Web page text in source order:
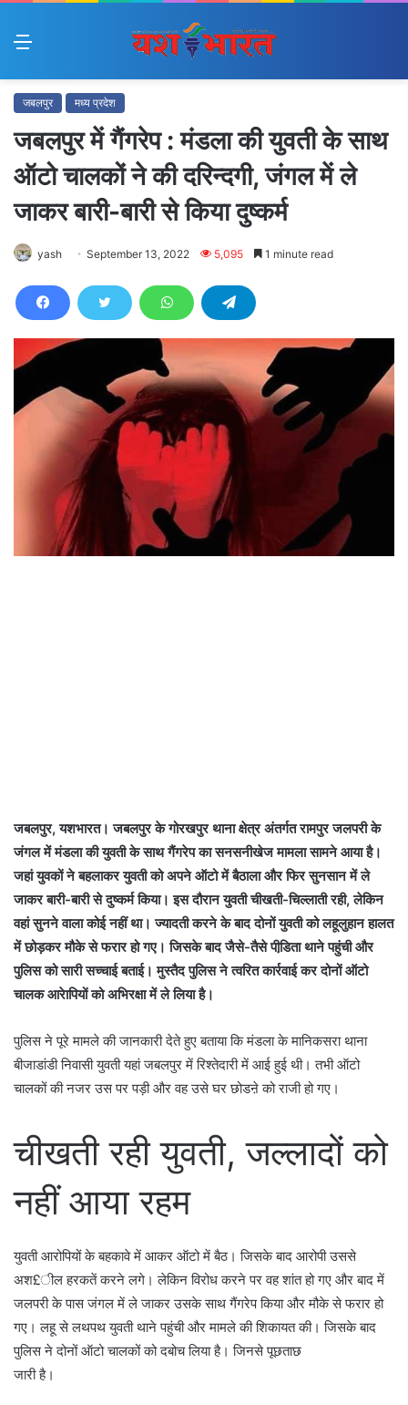
Menu
जबलपुर मध्य प्रदेश
जबलपुर में गैंगरेप : मंडला की युवती के साथ
ऑटो चालकों ने की दरिन्दगी, जंगल में ले
जाकर बारी-बारी से किया दुष्कर्म
yash September 13, 2022 5,095 1 minute read
जबलपुर, यशभारत। जबलपुर के गोरखपुर थाना क्षेत्र अंतर्गत रामपुर जलपरी के
जंगल में मंडला की युवती के साथ गैंगरेप का सनसनीखेज मामला सामने आया है।
जहां युवकों ने बहलाकर युवती को अपने ऑटो में बैठाला और फिर सुनसान में ले
जाकर बारी-बारी से दुष्कर्म किया। इस दौरान युवती चीखती-चिल्लाती रही, लेकिन
वहां सुनने वाला कोई नहीं था। ज्यादती करने के बाद दोनों युवती को लहूलुहान हालत
में छोड़कर मौके से फरार हो गए। जिसके बाद जैसे-तैसे पीडि़ता थाने पहुंची और
पुलिस को सारी सच्चाई बताई। मुस्तैद पुलिस ने त्वरित कार्रवाई कर दोनों ऑटो
चालक आरेापियों को अभिरक्षा में ले लिया है।
पुलिस ने पूरे मामले की जानकारी देते हुए बताया कि मंडला के मानिकसरा थाना
बीजाडांडी निवासी युवती यहां जबलपुर में रिश्तेदारी में आई हुई थी। तभी ऑटो
चालकों की नजर उस पर पड़ी और वह उसे घर छोडऩे को राजी हो गए।
चीखती रही युवती, जल्लादों को
नहीं आया रहम
युवती आरोपियों के बहकावे में आकर ऑटो में बैठ। जिसके बाद आरोपी उससे
अश£ील हरकतें करने लगे। लेकिन विरोध करने पर वह शांत हो गए और बाद में
जलपरी के पास जंगल में ले जाकर उसके साथ गैंगरेप किया और मौके से फरार हो
गए। लहू से लथपथ युवती थाने पहुंची और मामले की शिकायत की। जिसके बाद
पुलिस ने दोनों ऑटो चालकों को दबोच लिया है। जिनसे पूछताछ
जारी है।